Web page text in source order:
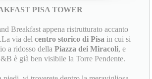
PISA TOWER
Breakfast appena ristrutturato accanto
.La via delcentro storico di Pisa in cui si
a ridosso dellaPiazza dei Miracoli, e
è già ben visibile la Torre Pendente.